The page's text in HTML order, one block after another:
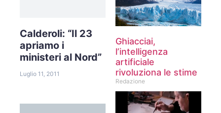
Calderoli: “Il 23
apriamo i
ministeri al Nord”
Luglio 11, 2011
Ghiacciai,
l’intelligenza
artificiale
rivoluziona le stime
Redazione